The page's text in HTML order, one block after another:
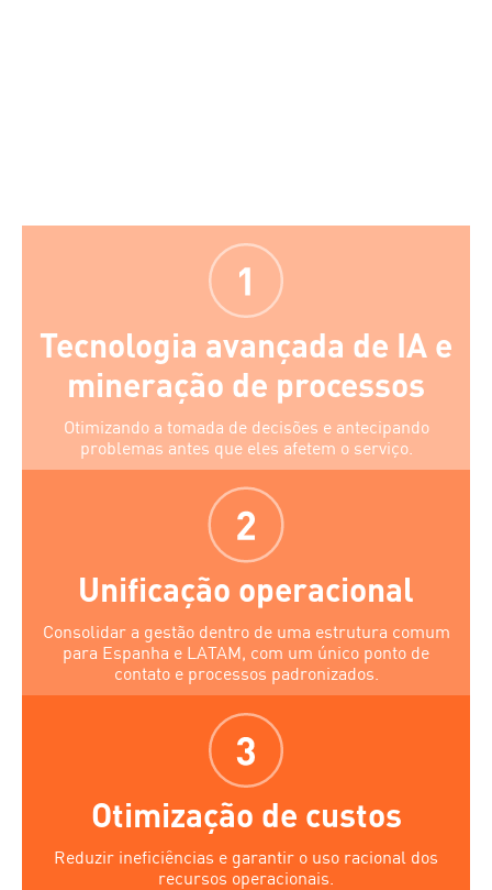
Tecnologia avançada de IA e
mineração de processos
Otimizando a tomada de decisões e antecipando
problemas antes que eles afetem o serviço.
Unificação operacional
Consolidar a gestão dentro de uma estrutura comum
para Espanha e LATAM, com um único ponto de
contato e processos padronizados.
Otimização de custos
Reduzir ineficiências e garantir o uso racional dos
recursos operacionais.